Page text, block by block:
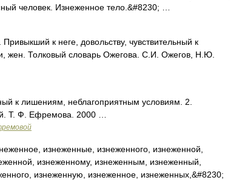
человек. Изнеженное тело.&#8230; …
к неге, довольству, чувствительный к
жен. Толковый словарь Ожегова. С.И. Ожегов, Н.Ю.
к лишениям, неблагоприятным условиям. 2.
Т. Ф. Ефремова. 2000 …
изнеженные, изнеженного, изнеженной,
изнеженному, изнеженным, изнеженный,
изнеженную, изнеженное, изнеженных,&#8230;